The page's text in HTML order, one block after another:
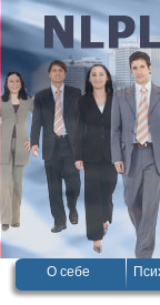
О себе